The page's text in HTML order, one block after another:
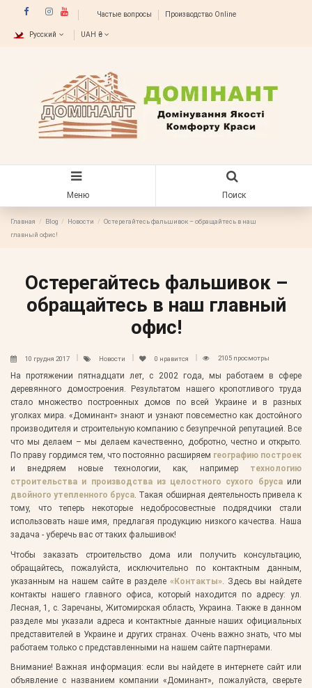
Частые вопросы Производство Online
Русский UAH ₴
Меню Поиск
Главная Blog Новости
Остерегайтесь фальшивок – обращайтесь в наш
главный офис!
Остерегайтесь фальшивок –
обращайтесь в наш главный
офис!
10 грудня 2017 Новости 0 нравится 2105 просмотры
На протяжении пятнадцати лет, с 2002 года, мы работаем в сфере
деревянного домостроения. Результатом нашего кропотливого труда
стало множество построенных домов по всей Украине и в разных
уголках мира. «Доминант» знают и узнают повсеместно как достойного
производителя и строительную компанию с безупречной репутацией. Все
что мы делаем – мы делаем качественно, добротно, честно и открыто.
По праву гордимся тем, что постоянно расширяем географию построек
и внедряем новые технологии, как, например технологию
строительства и производства из целостного сухого брусаили
двойного утепленного бруса. Такая обширная деятельность привела к
тому, что теперь некоторые недобросовестные подрядчики стали
использовать наше имя, предлагая продукцию низкого качества. Наша
задача - уберечь вас от таких фальшивок!
Чтобы заказать строительство дома или получить консультацию,
обращайтесь, пожалуйста, исключительно по контактным данным,
указанным на нашем сайте в разделе«Контакты» . Здесь вы найдете
контакты нашего главного офиса, который находится по адресу: ул.
Лесная, 1, с. Заречаны, Житомирская область, Украина . Также в данном
разделе мы указали адреса и контактные данные наших официальных
представителей в Украине и других странах. Очень важно знать, что мы
работаем только с представленными на нашем сайте партнерами.
Внимание! Важная информация: если вы найдете в интернете сайт или
объявление с названием компании «Доминант», пожалуйста, сверьте